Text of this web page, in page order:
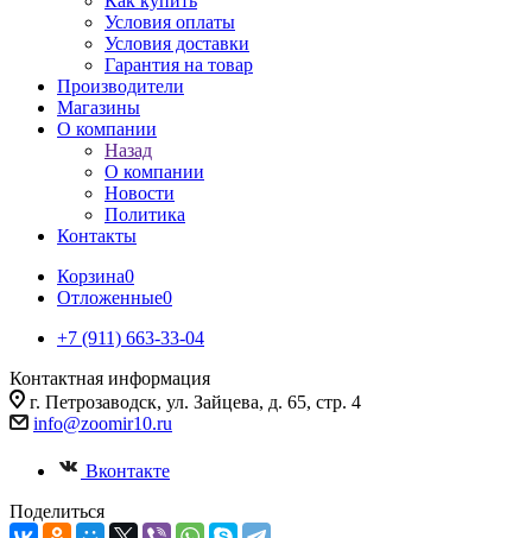
Условия оплаты
Условия доставки
Гарантия на товар
Производители
Магазины
О компании
Назад
О компании
Новости
Политика
Контакты
Корзина0
Отложенные0
+7 (911) 663-33-04
Контактная информация
г. Петрозаводск, ул. Зайцева, д. 65, стр. 4
info@zoomir10.ru
Вконтакте
Поделиться